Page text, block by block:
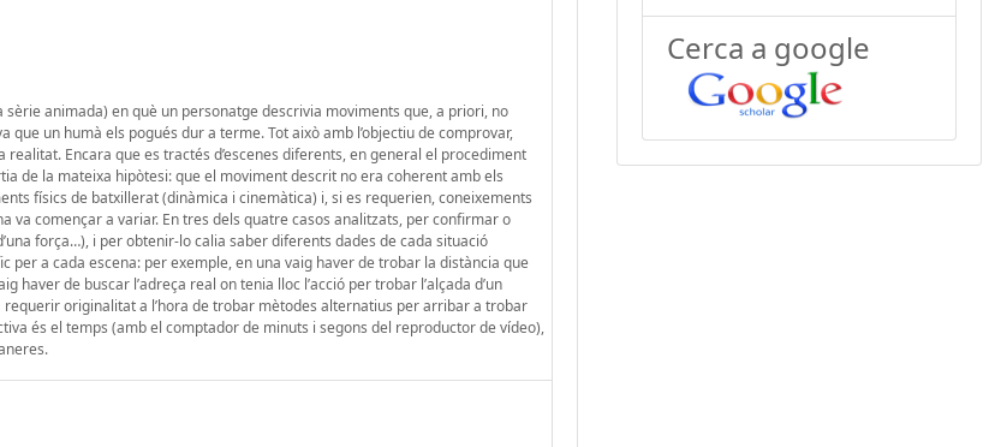
animada) en què un personatge descrivia moviments que, a priori, no
un humà els pogués dur a terme. Tot això amb l’objectiu de comprovar,
Encara que es tractés d’escenes diferents, en general el procediment
de la mateixa hipòtesi: que el moviment descrit no era coherent amb els
físics de batxillerat (dinàmica i cinemàtica) i, si es requerien, coneixements
va començar a variar. En tres dels quatre casos analitzats, per confirmar o
força…), i per obtenir-lo calia saber diferents dades de cada situació
per a cada escena: per exemple, en una vaig haver de trobar la distància que
de buscar l’adreça real on tenia lloc l’acció per trobar l’alçada d’un
originalitat a l’hora de trobar mètodes alternatius per arribar a trobar
és el temps (amb el comptador de minuts i segons del reproductor de vídeo),
Cerca a google